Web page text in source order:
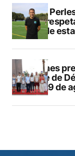
Pere
que
dónde
Duanes
Mare de
del 29 de